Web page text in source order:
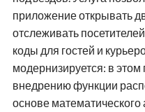
приложение открывать
отслеживать
коды для гостей и
модернизируется: в этом
внедрению функции
основе